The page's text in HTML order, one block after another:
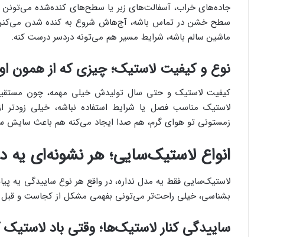
جاده‌های خراب، آسفالت‌های زبر یا سطح‌های کنده‌شده
سطح خشن در تماس باشه، آج‌هاش شروع به کنده شدن
ماشین سالم باشه، شرایط مسیر هم می‌تونه دردسر درست کنه.
نوع و کیفیت لاستیک؛ چیزی که از همون
کیفیت لاستیک و حتی سال تولیدش خیلی مهمه، چون
لاستیک مناسب فصل یا شرایط استفاده نباشه، خیلی زودتر
زمستونی تو هوای گرم، هم صدا ایجاد می‌کنه هم باعث سایش
انواع لاستیک‌سایی؛ هر نشونه‌ای یه
لاستیک‌سایی فقط یه مدل نداره، در واقع هر نوع ساییدگی یه
بشناسی، خیلی راحت‌تر می‌تونی بفهمی مشکل از کجاست و قبل
ساییدگی کنار لاستیک‌ها؛ وقتی باد